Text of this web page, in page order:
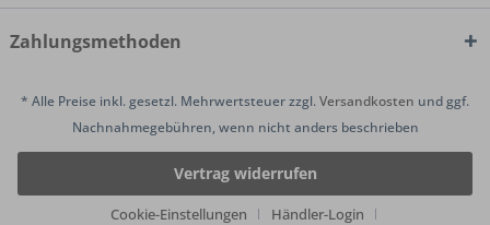
Zahlungsmethoden
* Alle Preise inkl. gesetzl. Mehrwertsteuer zzgl.Versandkosten und ggf.
Nachnahmegebühren, wenn nicht anders beschrieben
Vertrag widerrufen
Cookie-Einstellungen
Händler-Login